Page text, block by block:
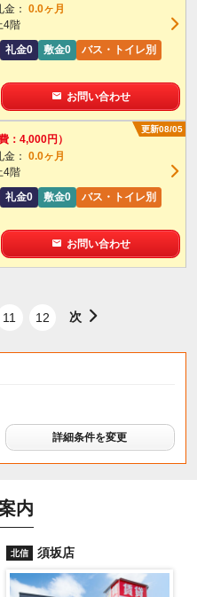
金： 0.0ヶ月
4階
礼金0 敷金0 バス・トイレ別
お問い合わせ
更新08/05
：4,000円）
金： 0.0ヶ月
4階
礼金0 敷金0 バス・トイレ別
お問い合わせ
11 12 次
詳細条件を変更
内
北信 須坂店